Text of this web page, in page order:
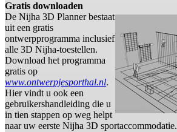
Gratis downloaden
De Nijha 3D Planner bestaat
uit een gratis
ontwerpprogramma inclusief
alle 3D Nijha-toestellen.
Download het programma
gratis op
www.ontwerpjesporthal.nl.
Hier vindt u ook een
gebruikershandleiding die u
in tien stappen op weg helpt
naar uw eerste Nijha 3D sportaccommodatie.